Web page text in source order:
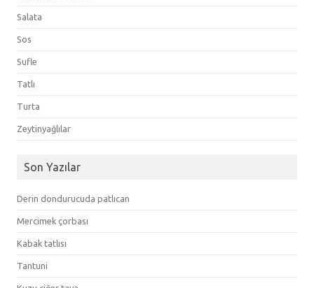
Salata
Sos
Sufle
Tatlı
Turta
Zeytinyağlılar
Son Yazılar
Derin dondurucuda patlıcan
Mercimek çorbası
Kabak tatlısı
Tantuni